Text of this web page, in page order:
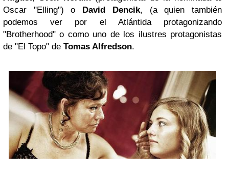
Oscar "Elling") o David Dencik, (a quien también
podemos ver por el Atlántida protagonizando
"Brotherhood" o como uno de los ilustres protagonistas
de "El Topo" de Tomas Alfredson.